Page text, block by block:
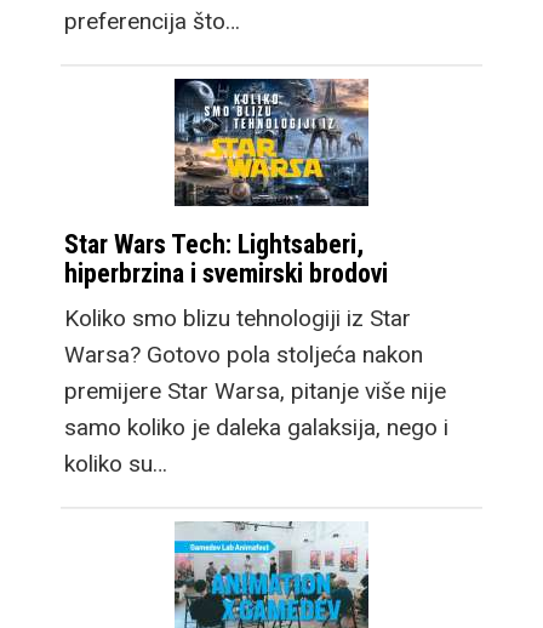
preferencija što…
Star Wars Tech: Lightsaberi,
hiperbrzina i svemirski brodovi
Koliko smo blizu tehnologiji iz Star
Warsa? Gotovo pola stoljeća nakon
premijere Star Warsa, pitanje više nije
samo koliko je daleka galaksija, nego i
koliko su…